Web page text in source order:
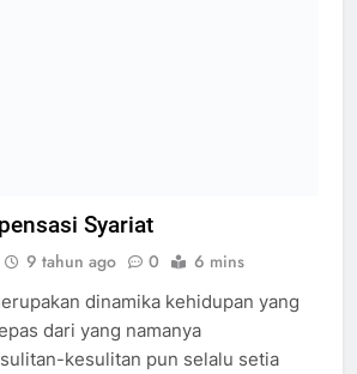
Syariat
9 tahun ago 0 6 mins
dinamika kehidupan yang
dari yang namanya
kesulitan pun selalu setia